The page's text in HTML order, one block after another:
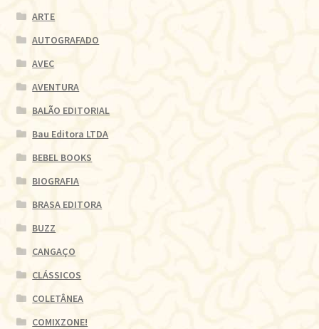
ARTE
AUTOGRAFADO
AVEC
AVENTURA
BALÃO EDITORIAL
Bau Editora LTDA
BEBEL BOOKS
BIOGRAFIA
BRASA EDITORA
BUZZ
CANGAÇO
CLÁSSICOS
COLETÂNEA
COMIXZONE!